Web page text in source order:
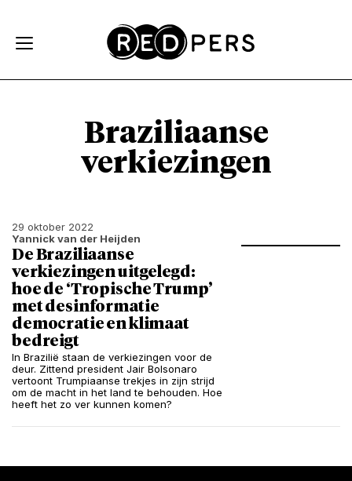
Braziliaanse
verkiezingen
29 oktober 2022
Yannick van der Heijden
De Braziliaanse
verkiezingen uitgelegd:
hoe de ‘Tropische Trump’
met desinformatie
democratie en klimaat
bedreigt
In Brazilië staan de verkiezingen voor de
deur. Zittend president Jair Bolsonaro
vertoont Trumpiaanse trekjes in zijn strijd
om de macht in het land te behouden. Hoe
heeft het zo ver kunnen komen?